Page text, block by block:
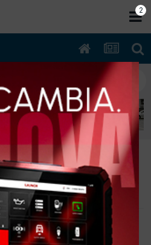
E34 09/1997 2500cc
Reset Spia pastiglie
2